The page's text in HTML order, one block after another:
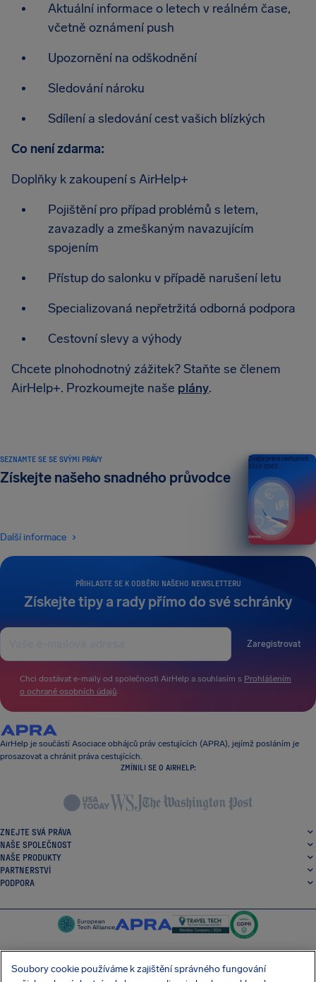
Aktuální informace o letech v reálném čase,
včetně oznámení push
Upozornění na odškodnění
Sledování nároku
Sdílení a sledování cest vašich blízkých
Co není zdarma:
Doplňky k zakoupení s AirHelp+
Pojištění pro případ problémů s letem,
zavazadly a zmeškaným navazujícím
spojením
Přístup do salonku v případě narušení letu
Specializovaná nepřetržitá odborná podpora
Cestovní slevy a výhody
Chcete plnohodnotný zážitek? Staňte se členem
AirHelp+. Prozkoumejte naše plány.
PŘIHLASTE SE K ODBĚRU NAŠEHO NEWSLETTERU
Získejte tipy a rady přímo do své schránky
Zaregistrovat
Chci dostávat e-maily od společnosti AirHelp a souhlasím s Prohlášením
o ochraně osobních údajů.
SEZNAMTE SE SE SVÝMI PRÁVY
Získejte našeho snadného průvodce
Další informace
Znejte práva cestujících
2026 EDICE
AirHelp je součástí Asociace obhájců práv cestujících (APRA), jejímž posláním je
prosazovat a chránit práva cestujících.
ZMÍNILI SE O AIRHELP:
ZNEJTE SVÁ PRÁVA
NAŠE SPOLEČNOST
NAŠE PRODUKTY
PARTNERSTVÍ
PODPORA
Soubory cookie používáme k zajištění správného fungování